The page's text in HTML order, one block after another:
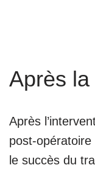
Après la
Après
post-opératoire
le succès du